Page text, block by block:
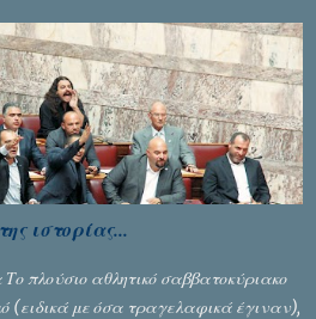
ολοκληρώθηκε με τη νίκη τους στον
υπάρχουν και τα δυσάρεστα. Τα πολύ
ιστορίας...
πλούσιο αθλητικό σαββατοκύριακο
(ειδικά με όσα τραγελαφικά έγιναν),